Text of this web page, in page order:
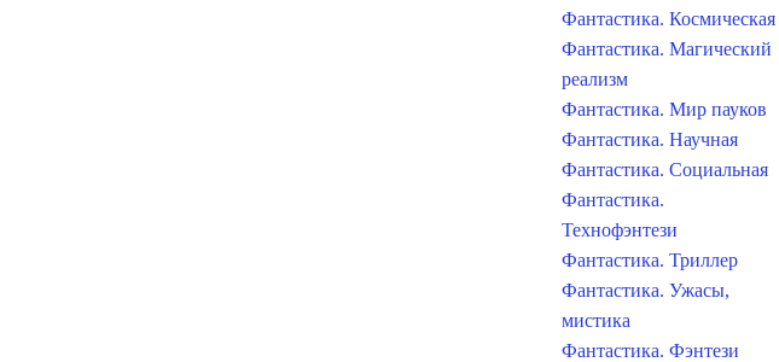
Фантастика. Космическая
Фантастика. Магический
реализм
Фантастика. Мир пауков
Фантастика. Научная
Фантастика. Социальная
Фантастика.
Технофэнтези
Фантастика. Триллер
Фантастика. Ужасы,
мистика
Фантастика. Фэнтези